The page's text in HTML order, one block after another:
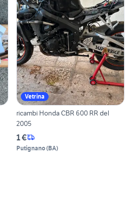
Vetrina
ricambi Honda CBR 600 RR del
2005
1 €
Putignano(BA)